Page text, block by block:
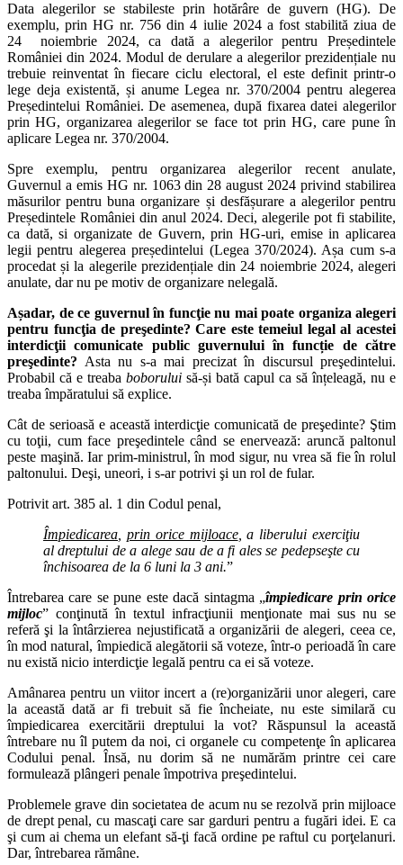
Data alegerilor se stabileste prin hotărâre de guvern (HG). De
exemplu, prin HG nr. 756 din 4 iulie 2024 a fost stabilită ziua de
24 noiembrie 2024, ca dată a alegerilor pentru Președintele
României din 2024. Modul de derulare a alegerilor prezidențiale nu
trebuie reinventat în fiecare ciclu electoral, el este definit printr-o
lege deja existentă, și anume Legea nr. 370/2004 pentru alegerea
Președintelui României. De asemenea, după fixarea datei alegerilor
prin HG, organizarea alegerilor se face tot prin HG, care pune în
aplicare Legea nr. 370/2004.
Spre exemplu, pentru organizarea alegerilor recent anulate,
Guvernul a emis HG nr. 1063 din 28 august 2024 privind stabilirea
măsurilor pentru buna organizare și desfășurare a alegerilor pentru
Președintele României din anul 2024. Deci, alegerile pot fi stabilite,
ca dată, si organizate de Guvern, prin HG-uri, emise in aplicarea
legii pentru alegerea președintelui (Legea 370/2024). Așa cum s-a
procedat și la alegerile prezidențiale din 24 noiembrie 2024, alegeri
anulate, dar nu pe motiv de organizare nelegală.
Așadar, de ce guvernul în funcţie nu mai poate organiza alegeri
pentru funcţia de preşedinte? Care este temeiul legal al acestei
interdicţii comunicate public guvernului în funcție de către
preşedinte? Asta nu s-a mai precizat în discursul preşedintelui.
Probabil că e treaba boborului să-și bată capul ca să înțeleagă, nu e
treaba împăratului să explice.
Cât de serioasă e această interdicţie comunicată de preşedinte? Ştim
cu toţii, cum face preşedintele când se enervează: aruncă paltonul
peste maşină. Iar prim-ministrul, în mod sigur, nu vrea să fie în rolul
paltonului. Deşi, uneori, i s-ar potrivi şi un rol de fular.
Potrivit art. 385 al. 1 din Codul penal,
Împiedicarea prin orice mijloace, a liberului exerciţiu
al dreptului de a alege sau de a fi ales se pedepseşte cu
închisoarea de la 6 luni la 3 ani.”
Întrebarea care se pune este dacă sintagma „împiedicare prin orice
mijloc” conţinută în textul infracţiunii menţionate mai sus nu se
referă şi la întârzierea nejustificată a organizării de alegeri, ceea ce,
în mod natural, împiedică alegătorii să voteze, într-o perioadă în care
nu există nicio interdicţie legală pentru ca ei să voteze.
Amânarea pentru un viitor incert a (re)organizării unor alegeri, care
la această dată ar fi trebuit să fie încheiate, nu este similară cu
împiedicarea exercitării dreptului la vot? Răspunsul la această
întrebare nu îl putem da noi, ci organele cu competenţe în aplicarea
Codului penal. Însă, nu dorim să ne numărăm printre cei care
formulează plângeri penale împotriva preşedintelui.
Problemele grave din societatea de acum nu se rezolvă prin mijloace
de drept penal, cu mascaţi care sar garduri pentru a fugări idei. E ca
şi cum ai chema un elefant să-ţi facă ordine pe raftul cu porţelanuri.
Dar, întrebarea rămâne.